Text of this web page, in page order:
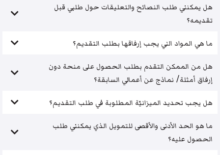
هل يمكنني طلب النصائح والتعليقات حول طلبي قبل
تقديمه؟
ما هي المواد التي يجب إرفاقها بطلب التقديم؟
هل من الممكن التقدم بطلب الحصول على منحة دون
إرفاق أمثلة/ نماذج عن أعمالي السابقة؟
هل يجب تحديد الميزانيّة المطلوبة في طلب التقديم؟
ما هو الحد الأدنى والأقصى للتمويل الذي يمكنني طلب
الحصول عليه؟